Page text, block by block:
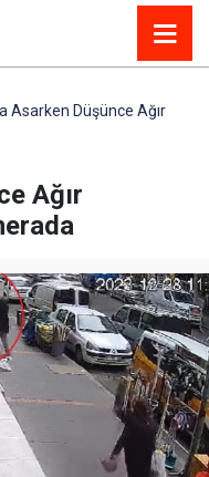
Asarken Düşünce Ağır
Ağır